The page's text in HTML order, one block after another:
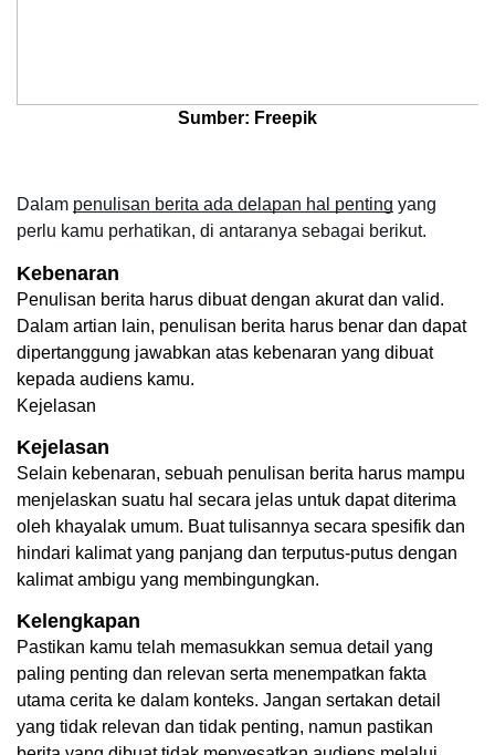
Sumber: Freepik
Dalam penulisan berita ada delapan hal penting yang
perlu kamu perhatikan, di antaranya sebagai berikut.
Kebenaran
Penulisan berita harus dibuat dengan akurat dan valid.
Dalam artian lain, penulisan berita harus benar dan dapat
dipertanggung jawabkan atas kebenaran yang dibuat
kepada audiens kamu.
Kejelasan
Kejelasan
Selain kebenaran, sebuah penulisan berita harus mampu
menjelaskan suatu hal secara jelas untuk dapat diterima
oleh khayalak umum. Buat tulisannya secara spesifik dan
hindari kalimat yang panjang dan terputus-putus dengan
kalimat ambigu yang membingungkan.
Kelengkapan
Pastikan kamu telah memasukkan semua detail yang
paling penting dan relevan serta menempatkan fakta
utama cerita ke dalam konteks. Jangan sertakan detail
yang tidak relevan dan tidak penting, namun pastikan